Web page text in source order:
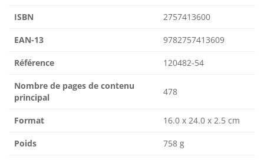
ISBN 2757413600
EAN-13 9782757413609
Référence 120482-54
Nombre de pages de contenu
principal
478
Format 16.0 x 24.0 x 2.5 cm
Poids 758 g